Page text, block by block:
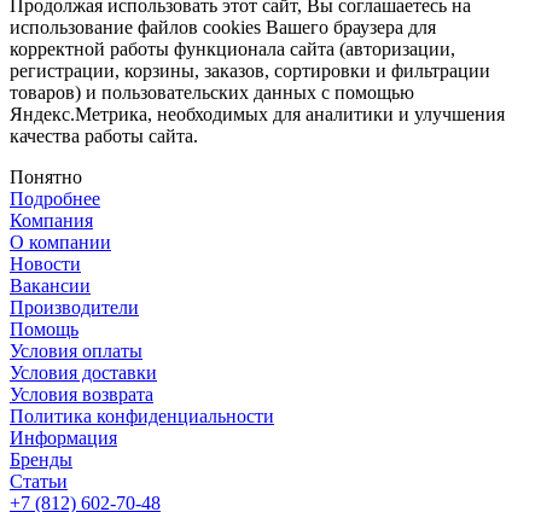
Продолжая использовать этот сайт, Вы соглашаетесь на
использование файлов cookies Вашего браузера для
корректной работы функционала сайта (авторизации,
регистрации, корзины, заказов, сортировки и фильтрации
товаров) и пользовательских данных с помощью
Яндекс.Метрика, необходимых для аналитики и улучшения
качества работы сайта.
Понятно
Подробнее
Компания
О компании
Новости
Вакансии
Производители
Помощь
Условия оплаты
Условия доставки
Условия возврата
Политика конфиденциальности
Информация
Бренды
Статьи
+7 (812) 602-70-48